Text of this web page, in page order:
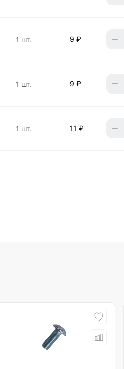
1 шт. 9 ₽
1 шт. 9 ₽
1 шт. 11 ₽